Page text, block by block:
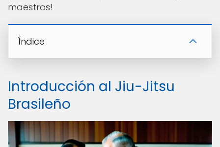
maestros!
Índice
Introducción al Jiu-Jitsu
Brasileño